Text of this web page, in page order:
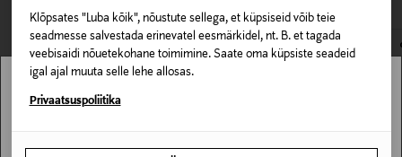
Klõpsates "Luba kõik", nõustute sellega, et küpsiseid võib teie
seadmesse salvestada erinevatel eesmärkidel, nt. B. et tagada
veebisaidi nõuetekohane toimimine. Saate oma küpsiste seadeid
igal ajal muuta selle lehe allosas.
Privaatsuspoliitika
Suurus
10 ml
E-POE TAGASTUSED
Stockmann pole Sinu riigis saadaval.